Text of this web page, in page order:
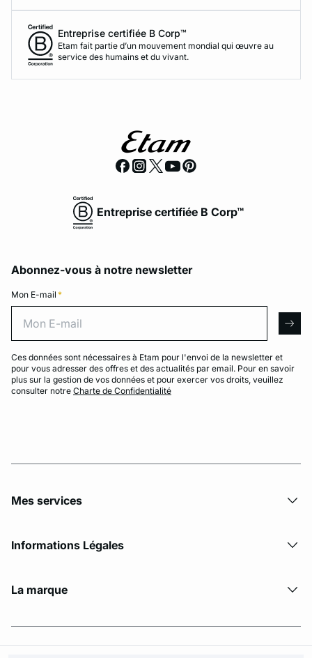
Entreprise certifiée B Corp™
Etam fait partie d’un mouvement mondial qui œuvre au
service des humains et du vivant.
Entreprise certifiée B Corp™
Abonnez-vous à notre newsletter
Mon E-mail *
Ces données sont nécessaires à Etam pour l'envoi de la newsletter et
pour vous adresser des offres et des actualités par email. Pour en savoir
plus sur la gestion de vos données et pour exercer vos droits, veuillez
consulter notre Charte de Confidentialité
Mes services
Informations Légales
La marque